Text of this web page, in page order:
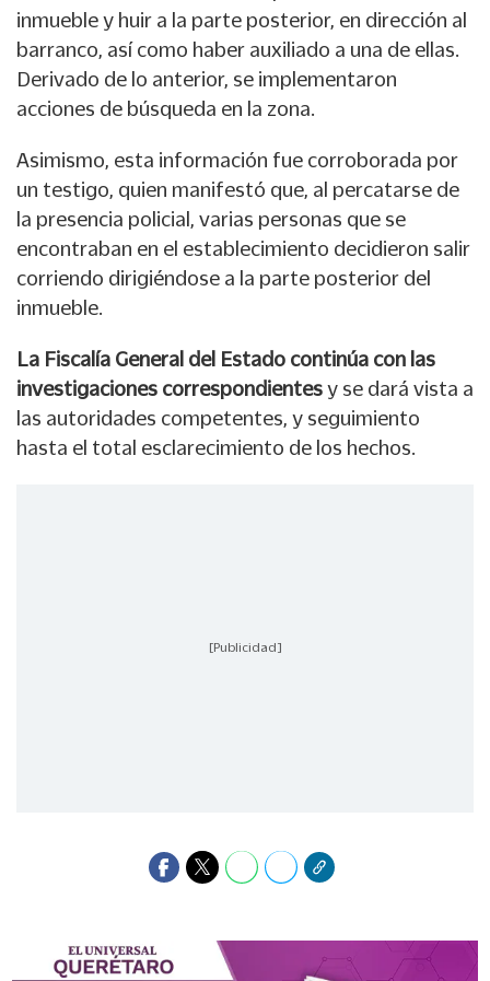
inmueble y huir a la parte posterior, en dirección al
barranco, así como haber auxiliado a una de ellas.
Derivado de lo anterior, se implementaron
acciones de búsqueda en la zona.
Asimismo, esta información fue corroborada por
un testigo, quien manifestó que, al percatarse de
la presencia policial, varias personas que se
encontraban en el establecimiento decidieron salir
corriendo dirigiéndose a la parte posterior del
inmueble.
La Fiscalía General del Estado continúa con las
investigaciones correspondientes y se dará vista a
las autoridades competentes, y seguimiento
hasta el total esclarecimiento de los hechos.
[Publicidad]